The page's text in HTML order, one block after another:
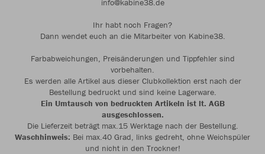
info@kabine38.de
Ihr habt noch Fragen?
Dann wendet euch an die Mitarbeiter von Kabine38.
Farbabweichungen, Preisänderungen und Tippfehler sind
vorbehalten.
Es werden alle Artikel aus dieser Clubkollektion erst nach der
Bestellung bedruckt und sind keine Lagerware.
Ein Umtausch von bedruckten Artikeln ist lt. AGB
ausgeschlossen.
Die Lieferzeit beträgt max.15 Werktage nach der Bestellung.
Waschhinweis: Bei max.40 Grad, links gedreht, ohne Weichspüler
und nicht in den Trockner!